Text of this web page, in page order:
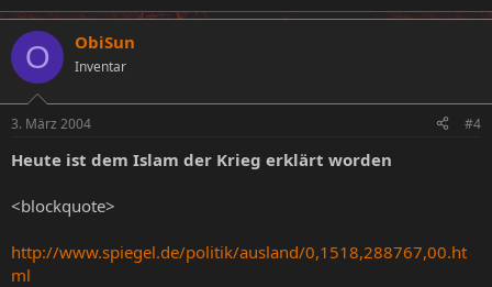
O ObiSun
Inventar
3. März 2004 #4
Heute ist dem Islam der Krieg erklärt worden
<blockquote>
http://www.spiegel.de/politik/ausland/0,1518,288767,00.ht
ml